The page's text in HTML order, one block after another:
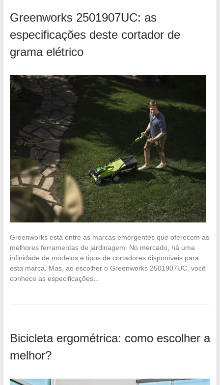
Greenworks 2501907UC: as
especificações deste cortador de
grama elétrico
Greenworks está entre as marcas emergentes que oferecem as
melhores ferramentas de jardinagem. No mercado, há uma
infinidade de modelos e tipos de cortadores disponíveis para
esta marca. Mas, ao escolher o Greenworks 2501907UC, você
conhece as especificações…
Bicicleta ergométrica: como escolher a
melhor?